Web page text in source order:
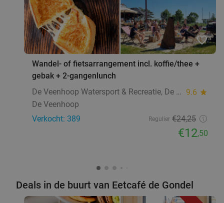
favorite_border
Wandel- of fietsarrangement incl. koffie/thee +
gebak + 2-gangenlunch
De Veenhoop Watersport & Recreatie, De Pôlle
9.6 star
De Veenhoop
Verkocht: 389
Regulier €24,25
€12,50
Deals in de buurt van Eetcafé de Gondel